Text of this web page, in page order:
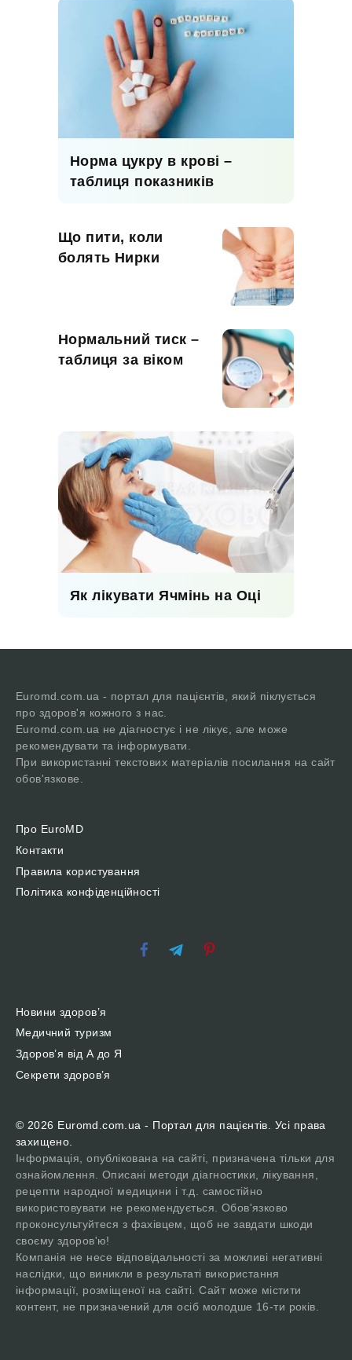
Норма цукру в крові –
таблиця показників
Що пити, коли
болять Нирки
Нормальний тиск –
таблиця за віком
Як лікувати Ячмінь на Оці
Euromd.com.ua - портал для пацієнтів, який піклується
про здоров'я кожного з нас.
Euromd.com.ua не діагностує і не лікує, але може
рекомендувати та інформувати.
При використанні текстових матеріалів посилання на сайт
обов'язкове.
Про EuroMD
Контакти
Правила користування
Політика конфіденційності
Новини здоров’я
Медичний туризм
Здоров’я від А до Я
Секрети здоров’я
© 2026 Euromd.com.ua - Портал для пацієнтів. Усі права
захищено.
Інформація, опублікована на сайті, призначена тільки для
ознайомлення. Описані методи діагностики, лікування,
рецепти народної медицини і т.д. самостійно
використовувати не рекомендується. Обов'язково
проконсультуйтеся з фахівцем, щоб не завдати шкоди
своєму здоров'ю!
Компанія не несе відповідальності за можливі негативні
наслідки, що виникли в результаті використання
інформації, розміщеної на сайті. Сайт може містити
контент, не призначений для осіб молодше 16-ти років.